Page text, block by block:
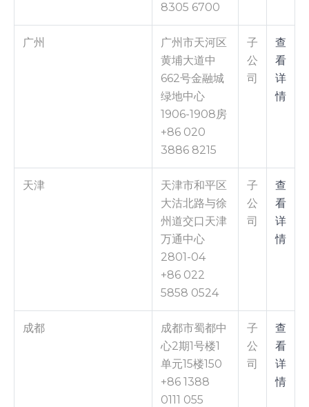
8305 6700
广州
广州市天河区
黄埔大道中
662号金融城
绿地中心
1906-1908房
+86 020
3886 8215
子
公
司
查
看
详
情
天津
天津市和平区
大沽北路与徐
州道交口天津
万通中心
2801-04
+86 022
5858 0524
子
公
司
查
看
详
情
成都
成都市蜀都中
心2期1号楼1
单元15楼150
+86 1388
0111 055
子
公
司
查
看
详
情